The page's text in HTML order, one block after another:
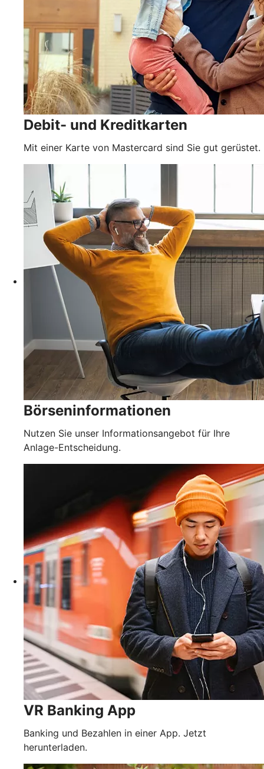
Debit- und Kreditkarten
Mit einer Karte von Mastercard sind Sie gut gerüstet.
Börseninformationen
Nutzen Sie unser Informationsangebot für Ihre
Anlage-Entscheidung.
VR Banking App
Banking und Bezahlen in einer App. Jetzt
herunterladen.